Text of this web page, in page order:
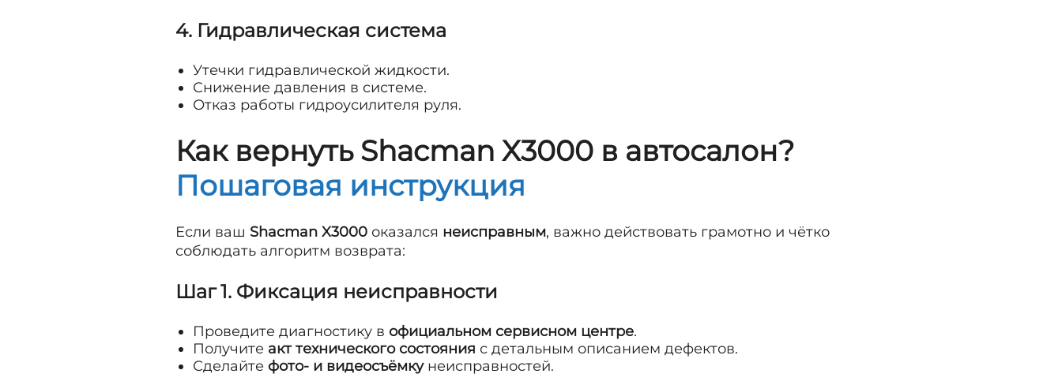
4. Гидравлическая система
Утечки гидравлической жидкости.
Снижение давления в системе.
Отказ работы гидроусилителя руля.
Как вернуть Shacman X3000 в автосалон?
Пошаговая инструкция
Если ваш Shacman X3000 оказался неисправным, важно действовать грамотно и чётко
соблюдать алгоритм возврата:
Шаг 1. Фиксация неисправности
Проведите диагностику в официальном сервисном центре.
Получите акт технического состояния с детальным описанием дефектов.
Сделайте фото- и видеосъёмкунеисправностей.